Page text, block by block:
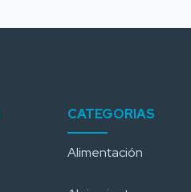
CATEGORIAS
Alimentación